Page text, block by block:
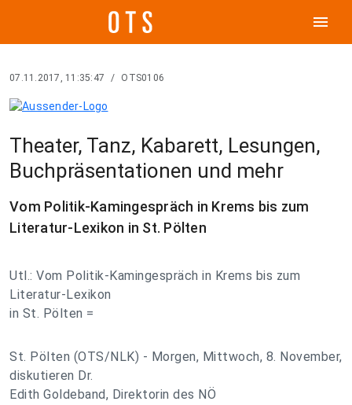
menu
07.11.2017, 11:35:47 / OTS0106
Theater, Tanz, Kabarett, Lesungen,
Buchpräsentationen und mehr
Vom Politik-Kamingespräch in Krems bis zum
Literatur-Lexikon in St. Pölten
Utl.: Vom Politik-Kamingespräch in Krems bis zum
Literatur-Lexikon
in St. Pölten =
St. Pölten (OTS/NLK) - Morgen, Mittwoch, 8. November,
diskutieren Dr.
Edith Goldeband, Direktorin des NÖ